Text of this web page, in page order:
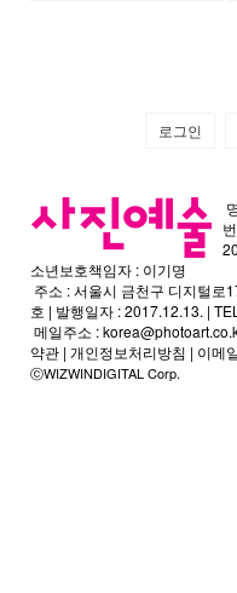
로그인
소년보호책임자 : 이기명
주소 : 서울시 금천구 디지털로
호 | 발행일자 : 2017.12.13. |
메일주소 :
약관 | 개인정보처리방침 | 이메
ⓒWIZWINDIGITAL Corp.